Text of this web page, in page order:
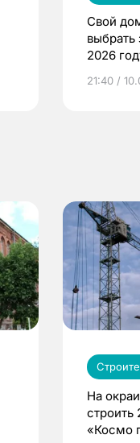
Свой
выбрать
2026
21:40 /
На
«Космо